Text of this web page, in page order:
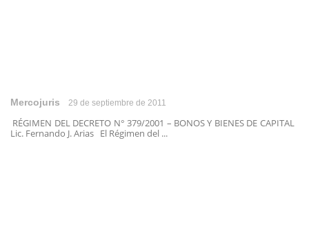
Mercojuris 29 de septiembre de 2011
RÉGIMEN DEL DECRETO N° 379/2001 – BONOS Y BIENES DE CAPITAL
Lic. Fernando J. Arias El Régimen del ...